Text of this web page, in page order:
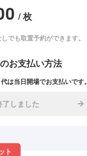
/ 枚
でも取置予約ができます。
お支払い方法
は当日開場でお支払いです。
しました
ト